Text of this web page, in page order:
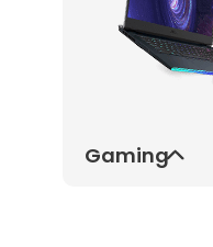
Gaming